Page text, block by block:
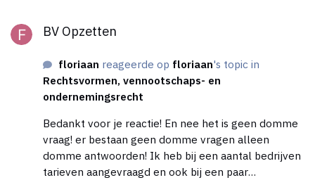
BV Opzetten
floriaan reageerde op floriaan's topic in
Rechtsvormen, vennootschaps- en
ondernemingsrecht
Bedankt voor je reactie! En nee het is geen domme
vraag! er bestaan geen domme vragen alleen
domme antwoorden! Ik heb bij een aantal bedrijven
tarieven aangevraagd en ook bij een paar